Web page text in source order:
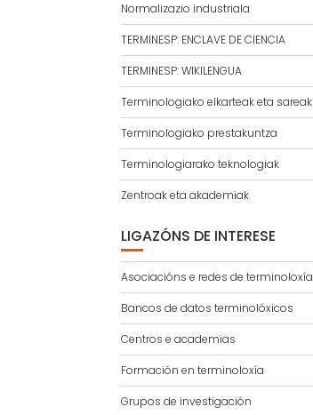
Normalizazio industriala
TERMINESP: ENCLAVE DE CIENCIA
TERMINESP: WIKILENGUA
Terminologiako elkarteak eta sareak
Terminologiako prestakuntza
Terminologiarako teknologiak
Zentroak eta akademiak
LIGAZÓNS DE INTERESE
Asociacións e redes de terminoloxía
Bancos de datos terminolóxicos
Centros e academias
Formación en terminoloxía
Grupos de investigación